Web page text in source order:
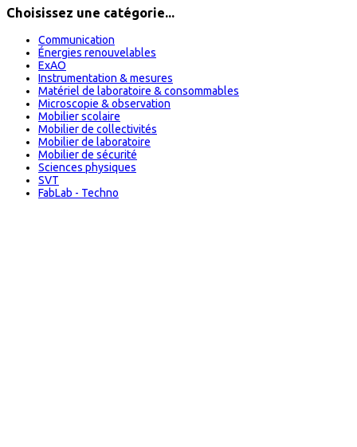
Choisissez une catégorie...
Communication
Énergies renouvelables
ExAO
Instrumentation & mesures
Matériel de laboratoire & consommables
Microscopie & observation
Mobilier scolaire
Mobilier de collectivités
Mobilier de laboratoire
Mobilier de sécurité
Sciences physiques
SVT
FabLab - Techno